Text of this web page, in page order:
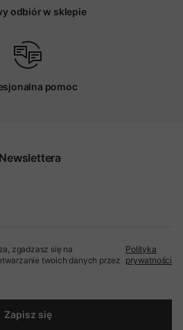
odbiór w sklepie
pomoc
zgadzasz się na
twoich danych przez
Polityka
prywatności
Zapisz się